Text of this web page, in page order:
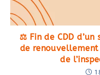
⚖️ Fin de CDD
de renouvellement
de